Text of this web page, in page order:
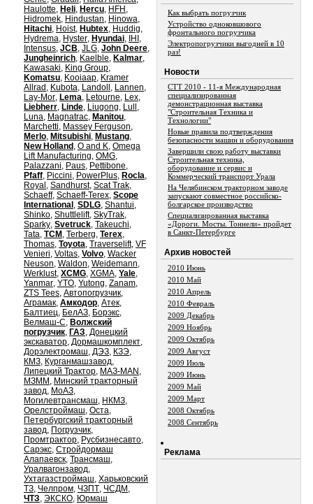
Haulotte, Heli, Hercu, HFH ,
Hidromek, Hindustan, Hinowa,
Hitachi, Hoist, Hubtex, Huddig,
Hydrema, Hyster, Hyundai, IHI ,
Intensus, JCB, JLG, John Deere,
Jungheinrich, Kaelble, Kalmar,
Kawasaki, King Group,
Komatsu, Kooiaap, Kramer
Allrad , Kubota, Landoll , Lannen,
Lay-Mor, Lema, Letourne, Lex,
Liebherr, Linde, Liugong, Lull ,
Luna, Magnatrac, Manitou,
Marchetti, Massey Ferguson,
Merlo, Mitsubishi, Mustang,
New Holland , O and K, Omega
Lift Manufacturing, OMG,
Palazzani, Paus, Pettibone,
Pfaff, Piccini, PowerPlus, Rocla,
Royal , Sandhurst, Scat Trak,
Schaeff, Schaeff-Terex, Scope
International , SDLG, Shantui,
Shinko, Shuttlelift, SkyTrak,
Sparky, Svetruck, Takeuchi,
Tata, TCM , Terberg, Terex,
Thomas, Toyota, Traverselift, VF
Venieri, Voltas, Volvo, Wacker
Neuson, Waldon, Weidemann,
Werklust, XCMG, XGMA, Yale,
Yanmar, YTO, Yutong, Zanam,
ZTS Tees, Автопогрузчик,
Аграмак, Амкодор, Атек,
Балтиец, БелАЗ, Борэкс,
Велмаш-С, Волжский
погрузчик, ГАЗ, Донецкий
экскаватор, Дормашкомплект,
Дорэлектромаш, ДЭЗ, КЗЭ,
КМЗ, Курганмашзавод,
Липецкий Трактор, МАЗ-MAN ,
МЗММ , Минский тракторный
завод, МоАЗ,
Могилевтрансмаш, НКМЗ,
Орелстроймаш, Оста,
Петербургский тракторный
завод, Погрузчик,
Промтрактор, Русбизнесавто,
Сарэкс, Стройдормаш
Алапаевск, Трансмаш,
Уралвагонзавод,
Ухтагазстроймаш, Харьковский
ТЗ, Челпром, ЧЗПТ, ЧСДМ ,
ЧТЗ, ЭКСКО, Юрмаш
Как выбрать погрузчик
Устройство одноковшового
фронтального погрузчика
Электропогрузчики выгодней в 10
раз!
Новости
СТТ 2010 - 11-я Международная
специализированная
демонстрационная выставка
"Строительная Техника и
Технологии"
Новые правила подтверждения
безопасности машин и оборудования
Завершили свою работу выставки
Строительная техника,
оборудование и сервис и
Коммерческий транспорт Урала
На Челябинском тракторном заводе
запускают совместное российско-
болгарское производство
Специализированная выставка
«Дороги. Мосты. Тоннели» пройдет
в Санкт-Петербурге
Aрхив новостей
2010 Июнь
2010 Май
2010 Апрель
2010 Февраль
2009 Декабрь
2009 Ноябрь
2009 Октябрь
2009 Август
2009 Июль
2009 Июнь
2009 Май
2009 Март
2008 Октябрь
2008 Сентябрь
Реклама